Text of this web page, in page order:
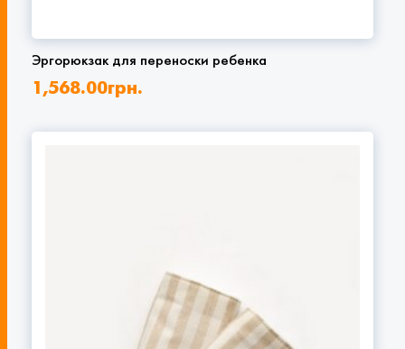
Эргорюкзак для переноски ребенка
1,568.00грн.